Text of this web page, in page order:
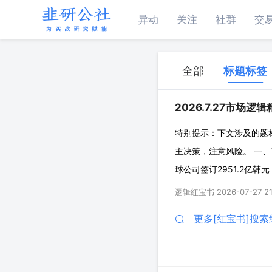
异动 关注 社群 交
全部 标题标签
2026.7.27市场逻辑
特别提示：下文涉及的
主决策，注意风险。 一
球公司签订2951.2亿韩
元（约2.94亿美元）的
逻辑红宝书 2026-07-27
更多[红宝书]搜索